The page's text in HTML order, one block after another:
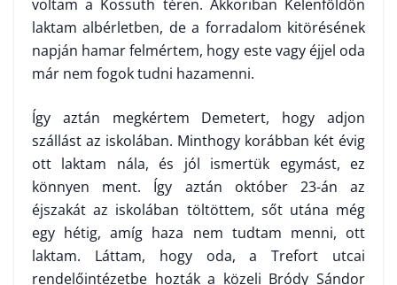
voltam a Kossuth téren. Ak­koriban Kelenföldön
laktam albérletben, de a forradalom kitörésének
napján hamar felmértem, hogy este vagy éjjel oda
már nem fogok tudni hazamenni.
Így aztán megkértem Demetert, hogy adjon
szállást az iskolában. Minthogy korábban két évig
ott laktam nála, és jól ismertük egymást, ez
könnyen ment. Így aztán október 23-án az
éjszakát az iskolában töltöttem, sőt utána még
egy hétig, amíg haza nem tudtam menni, ott
laktam. Láttam, hogy oda, a Trefort utcai
rendelőintézetbe hozták a közeli Bródy Sándor